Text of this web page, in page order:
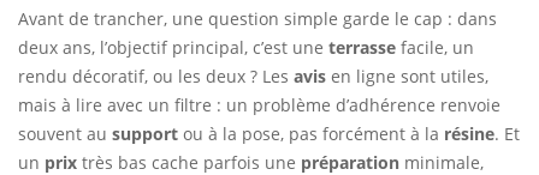
Avant de trancher, une question simple garde le cap : dans
deux ans, l’objectif principal, c’est une terrasse facile, un
rendu décoratif, ou les deux ? Les avis en ligne sont utiles,
mais à lire avec un filtre : un problème d’adhérence renvoie
souvent au support ou à la pose, pas forcément à la résine. Et
un prix très bas cache parfois une préparation minimale,